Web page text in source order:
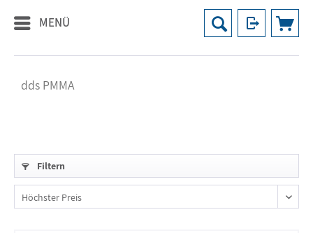
MENÜ
dds PMMA
Filtern